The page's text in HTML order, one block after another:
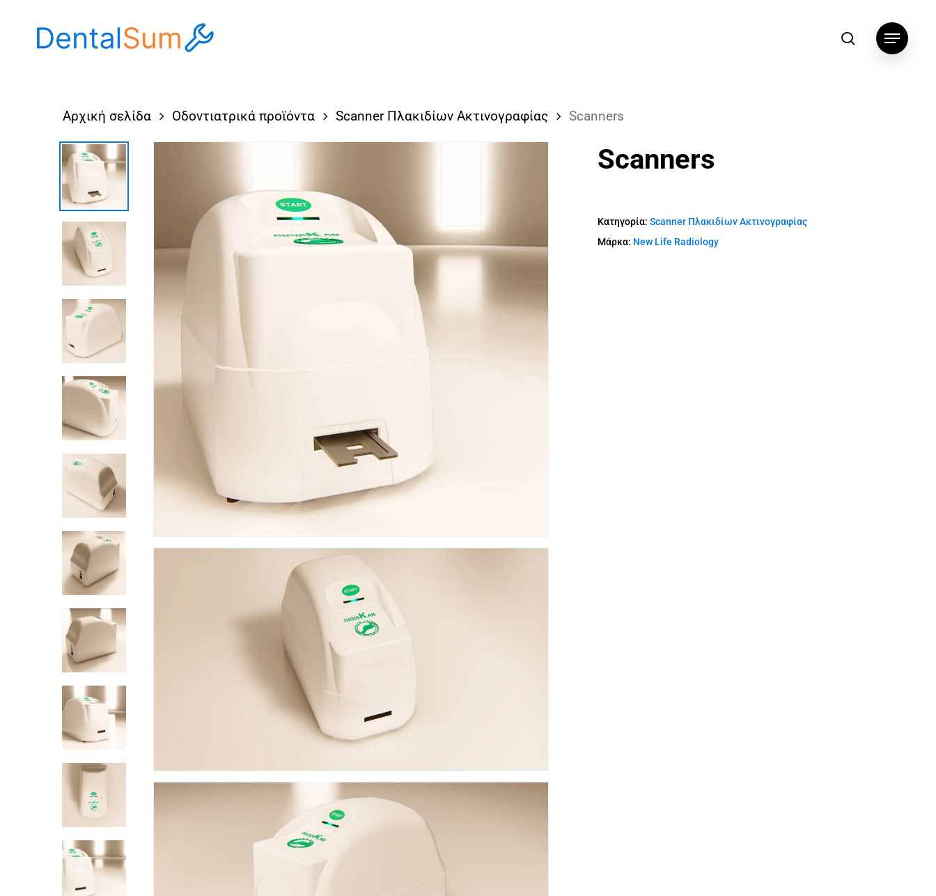
αναζήτηση
Menu
Αρχική σελίδα Οδοντιατρικά προϊόντα Scanner Πλακιδίων Ακτινογραφίας Scanners
Scanners
Κατηγορία:Scanner Πλακιδίων Ακτινογραφίας
Μάρκα: New Life Radiology